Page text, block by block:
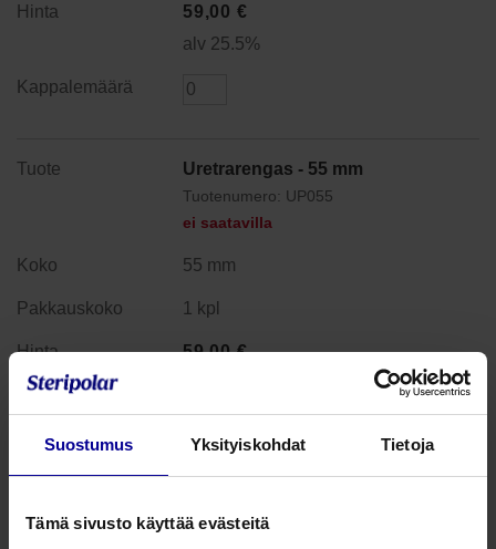
Suostumus Yksityiskohdat Tietoja
Tämä sivusto käyttää evästeitä
59,00 €
alv 25.5%
Uretrarengas - 55 mm
Tuotenumero: UP055
ei saatavilla
55 mm
1 kpl
59,00€